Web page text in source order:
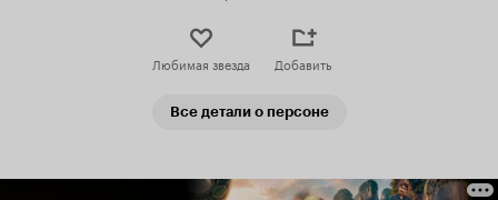
Любимая звезда Добавить
Все детали о персоне